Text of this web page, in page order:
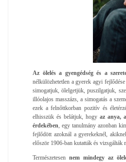
Az ölelés a gyengédség és a
nélkülözhetetlen a gyerek agyi
simogatjuk, ölelgetjük, puszilgatjuk,
illóolajos masszázs, a simogatás a
ezek a felnőttkorban pozitív és
elhisszük és belátjuk, hogy az anya,
érdekében , egy tanulmány azonban
fejlődött azoknál a gyerekeknél,
először 1906-ban kutatták és vizsgálták
Természetesennem mindegy az